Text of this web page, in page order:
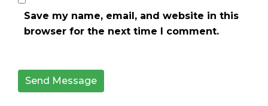
Save my name, email, and website in this
browser for the next time I comment.